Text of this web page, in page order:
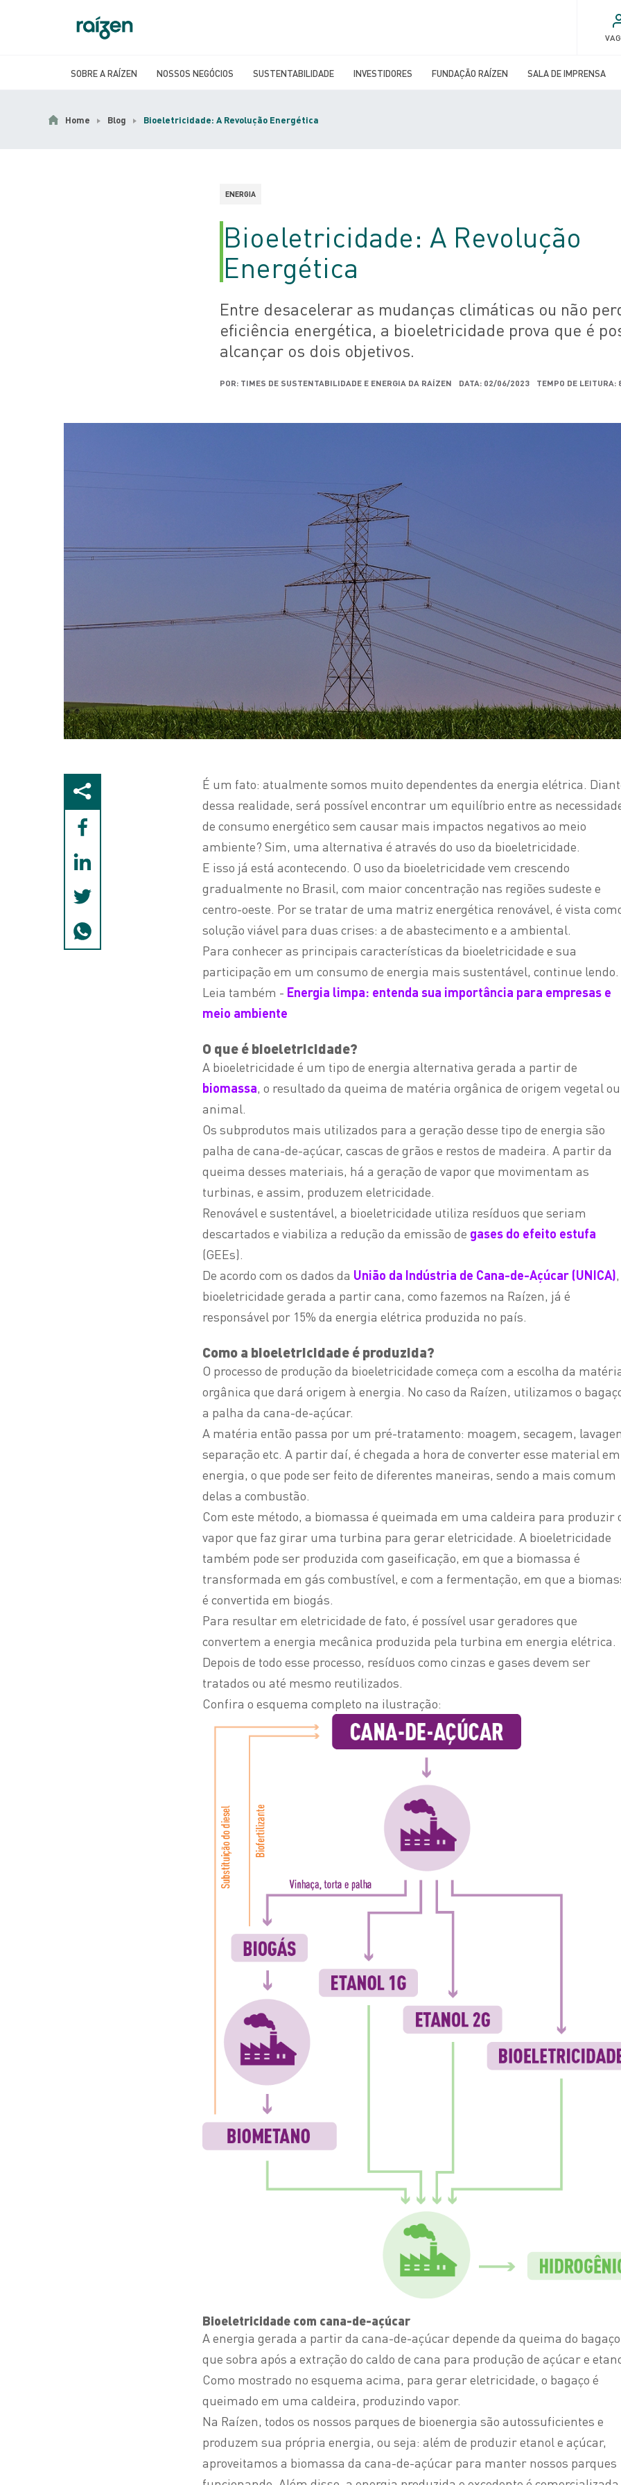
SOBRE A RAÍZEN NOSSOS NEGÓCIOS SUSTENTABILIDADE INVESTIDORES FUNDAÇÃO RAÍZEN SALA DE IMPRENSA
Home Blog Bioeletricidade: A Revolução Energética
ENERGIA
Bioeletricidade: A Revolução
Energética
Entre desacelerar as mudanças climáticas ou não
eficiência energética, a bioeletricidade prova que é
alcançar os dois objetivos.
POR: TIMES DE SUSTENTABILIDADE E ENERGIA DA RAÍZEN DATA: 02/06/2023 TEMPO DE LEITURA:
É um fato: atualmente somos muito dependentes da energia elétrica.
dessa realidade, será possível encontrar um equilíbrio entre as
de consumo energético sem causar mais impactos negativos ao meio
ambiente? Sim, uma alternativa é através do uso da bioeletricidade.
E isso já está acontecendo. O uso da bioeletricidade vem crescendo
gradualmente no Brasil, com maior concentração nas regiões sudeste e
centro-oeste. Por se tratar de uma matriz energética renovável, é vista
solução viável para duas crises: a de abastecimento e a ambiental.
Para conhecer as principais características da bioeletricidade e sua
participação em um consumo de energia mais sustentável, continue lendo.
Leia também - Energia limpa: entenda sua importância para empresas e
meio ambiente
O que é bioeletricidade?
A bioeletricidade é um tipo de energia alternativa gerada a partir de
biomassa , o resultado da queima de matéria orgânica de origem vegetal ou
animal.
Os subprodutos mais utilizados para a geração desse tipo de energia são
palha de cana-de-açúcar, cascas de grãos e restos de madeira. A partir da
queima desses materiais, há a geração de vapor que movimentam as
turbinas, e assim, produzem eletricidade.
Renovável e sustentável, a bioeletricidade utiliza resíduos que seriam
descartados e viabiliza a redução da emissão de gases do efeito estufa
(GEEs).
De acordo com os dados da União da Indústria de Cana-de-Açúcar (UNICA)
bioeletricidade gerada a partir cana, como fazemos na Raízen, já é
responsável por 15% da energia elétrica produzida no país.
Como a bioeletricidade é produzida?
O processo de produção da bioeletricidade começa com a escolha da
orgânica que dará origem à energia. No caso da Raízen, utilizamos o
a palha da cana-de-açúcar.
A matéria então passa por um pré-tratamento: moagem, secagem,
separação etc. A partir daí, é chegada a hora de converter esse material em
energia, o que pode ser feito de diferentes maneiras, sendo a mais comum
delas a combustão.
Com este método, a biomassa é queimada em uma caldeira para produzir
vapor que faz girar uma turbina para gerar eletricidade. A bioeletricidade
também pode ser produzida com gaseificação, em que a biomassa é
transformada em gás combustível, e com a fermentação, em que a
é convertida em biogás.
Para resultar em eletricidade de fato, é possível usar geradores que
convertem a energia mecânica produzida pela turbina em energia elétrica.
Depois de todo esse processo, resíduos como cinzas e gases devem ser
tratados ou até mesmo reutilizados.
Confira o esquema completo na ilustração:
Bioeletricidade com cana-de-açúcar
A energia gerada a partir da cana-de-açúcar depende da queima do bagaço
que sobra após a extração do caldo de cana para produção de açúcar e
Como mostrado no esquema acima, para gerar eletricidade, o bagaço é
queimado em uma caldeira, produzindo vapor.
Na Raízen, todos os nossos parques de bioenergia são autossuficientes e
produzem sua própria energia, ou seja: além de produzir etanol e açúcar,
aproveitamos a biomassa da cana-de-açúcar para manter nossos parques